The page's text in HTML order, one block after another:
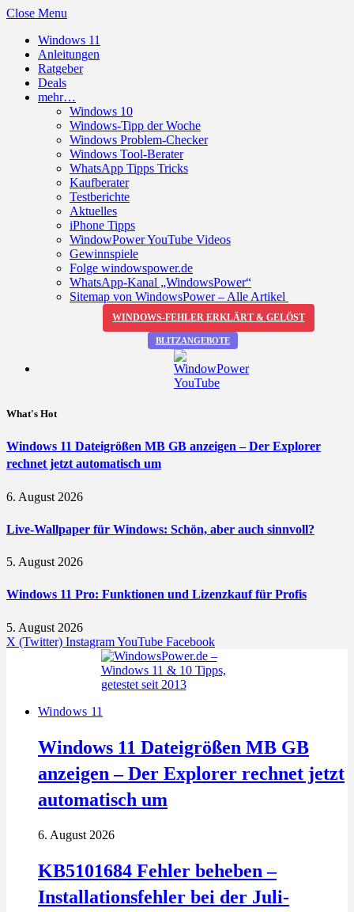
Close Menu
Windows 11
Anleitungen
Ratgeber
Deals
mehr…
Windows 10
Windows-Tipp der Woche
Windows Problem-Checker
Windows Tool-Berater
WhatsApp Tipps Tricks
Kaufberater
Testberichte
Aktuelles
iPhone Tipps
WindowPower YouTube Videos
Gewinnspiele
Folge windowspower.de
WhatsApp-Kanal „WindowsPower“
Sitemap von WindowsPower – Alle Artikel
WINDOWS-FEHLER ERKLÄRT & GELÖST
BLITZANGEBOTE
What's Hot
Windows 11 Dateigrößen MB GB anzeigen – Der Explorer
rechnet jetzt automatisch um
6. August 2026
Live-Wallpaper für Windows: Schön, aber auch sinnvoll?
5. August 2026
Windows 11 Pro: Funktionen und Lizenzkauf für Profis
5. August 2026
X (Twitter) InstagramYouTube Facebook
Windows 11
Windows 11 Dateigrößen MB GB
anzeigen – Der Explorer rechnet jetzt
automatisch um
6. August 2026
KB5101684 Fehler beheben –
Installationsfehler bei der Juli-